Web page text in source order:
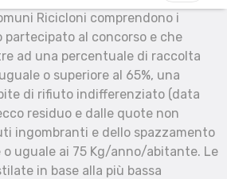
Ricicloni comprendono i
partecipato al concorso e che
ad una percentuale di raccolta
o superiore al 65%, una
di rifiuto indifferenziato (data
residuo e dalle quote non
ingombranti e dello spazzamento
uguale ai 75 Kg/anno/abitante. Le
in base alla più bassa